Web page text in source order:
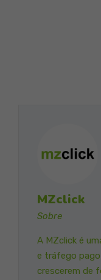
MZclick
Sobre
A MZclick é
e tráfego
crescerem de